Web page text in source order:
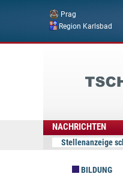
Prag
Region Karlsbad
Online
NACHRICHTEN
Stellenanzeige
BILDUNG